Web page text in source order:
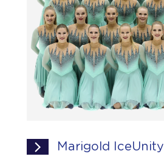
Marigold IceUnity